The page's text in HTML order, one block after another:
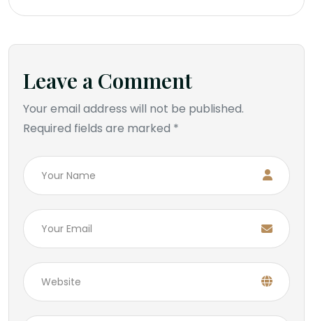
Leave a Comment
Your email address will not be published.
Required fields are marked *